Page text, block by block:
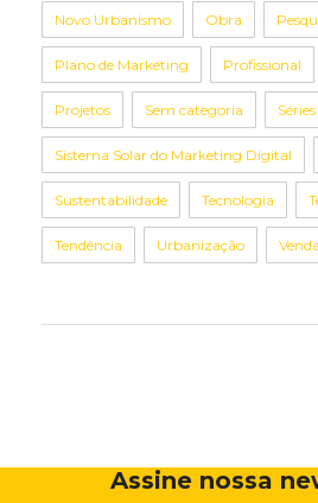
Novo Urbanismo Obra
Plano de Marketing Profissional
Projetos Sem categoria Séries
Sistema Solar do Marketing Digital
Sustentabilidade Tecnologia
Tendência Urbanização
Assine nossa